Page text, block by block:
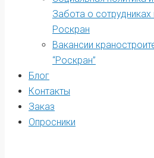
Забота о
Роскран
Вакансии
“Роскран”
Блог
Контакты
Заказ
Опросники